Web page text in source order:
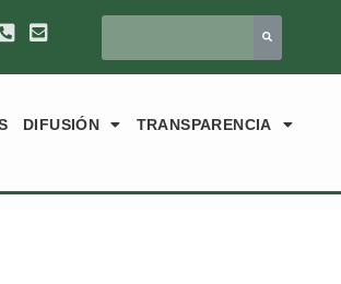
DIFUSIÓN TRANSPARENCIA